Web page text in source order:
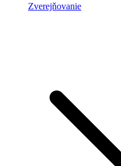
Zverejňovanie